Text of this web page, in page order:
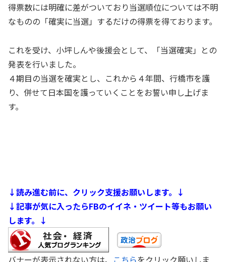
得票数には明確に差がついており当選順位については不明
なものの「確実に当選」するだけの得票を得ております。
これを受け、小坪しんや後援会として、「当選確実」との
発表を行いました。
４期目の当選を確実とし、これから４年間、行橋市を護
り、併せて日本国を護っていくことをお誓い申し上げま
す。
↓読み進む前に、クリック支援お願いします。↓
↓記事が気に入ったらFBのイイネ・ツイート等もお願い
します。↓